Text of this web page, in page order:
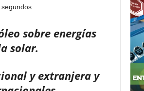
sobre energías
solar.
y extranjera y